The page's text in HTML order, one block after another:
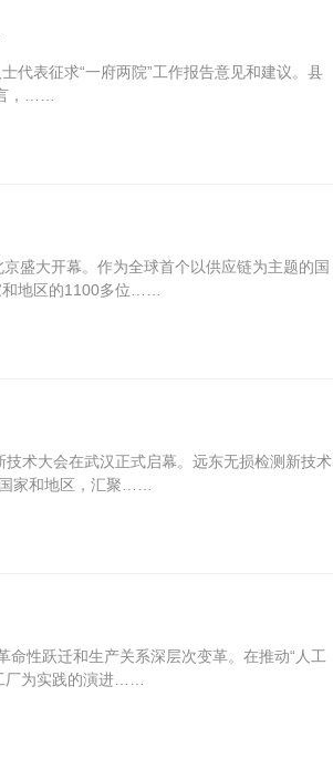
代表征求“一府两院”工作报告意见和建议。县
，……
盛大开幕。作为全球首个以供应链为主题的国
和地区的1100多位……
术大会在武汉正式启幕。远东无损检测新技术
家和地区，汇聚……
性跃迁和生产关系深层次变革。在推动“人工
厂为实践的演进……